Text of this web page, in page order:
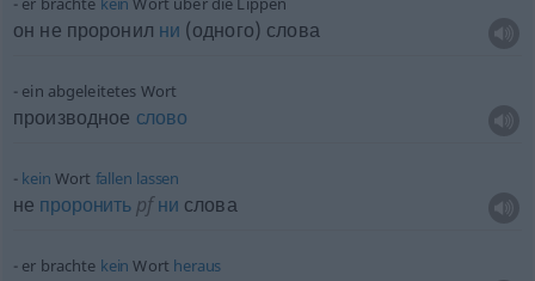
он не проронил ни (одного) слова
ein abgeleitetes Wort
производное слово
kein Wort fallen lassen
не проронитьpfни слова
er brachte kein Wort heraus